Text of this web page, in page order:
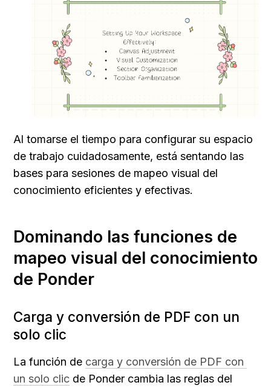
Al tomarse el tiempo para configurar su espacio
de trabajo cuidadosamente, está sentando las
bases para sesiones de mapeo visual del
conocimiento eficientes y efectivas.
Dominando las funciones de
mapeo visual del conocimiento
de Ponder
Carga y conversión de PDF con un
solo clic
La función de carga y conversión de PDF con
un solo clic de Ponder cambia las reglas del